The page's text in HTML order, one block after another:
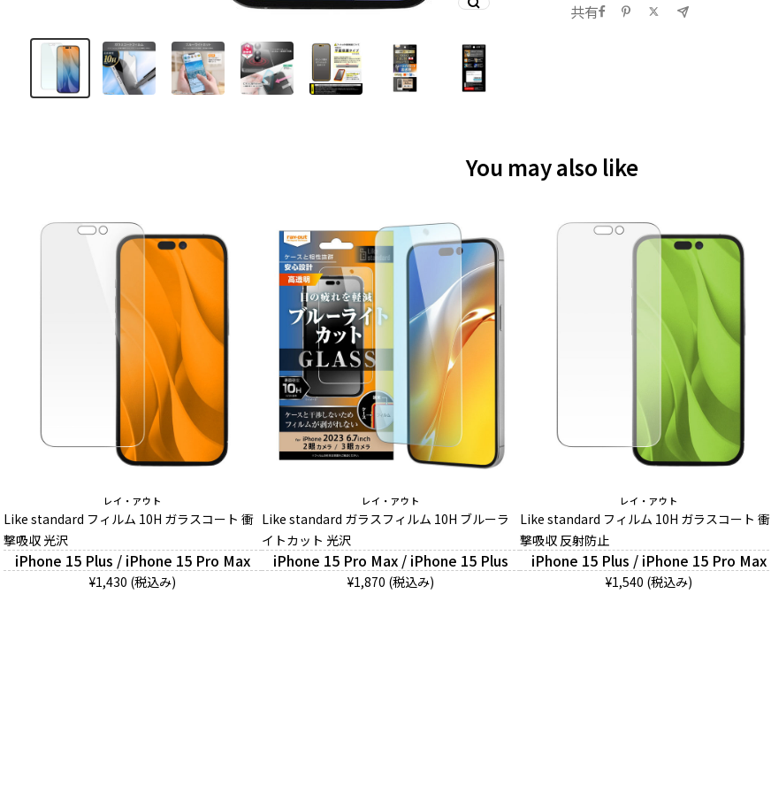
共有
You may also like
レイ・アウト
Like standard フィルム 10H ガラスコート 衝
撃吸収 光沢
iPhone 15 Plus / iPhone 15 Pro Max
¥1,430 (税込み)
レイ・アウト
Like standard ガラスフィルム 10H ブルーラ
イトカット 光沢
iPhone 15 Pro Max / iPhone 15 Plus
¥1,870 (税込み)
レイ・アウト
Like standard フィルム 10H ガラスコート 衝
撃吸収 反射防止
iPhone 15 Plus / iPhone 15 Pro Max
¥1,540 (税込み)